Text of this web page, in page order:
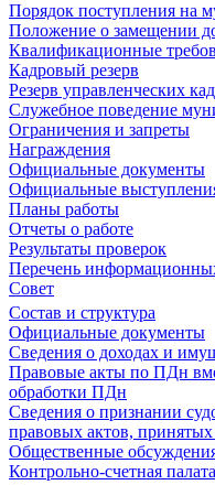
Порядок поступления на
Положение о замещении
Квалификационные
Кадровый резерв
Резерв управленческих
Служебное поведение
Ограничения и запреты
Награждения
Официальные документы
Официальные
Планы работы
Отчеты о работе
Результаты проверок
Перечень
Совет
Состав и структура
Официальные документы
Сведения о доходах и
Правовые акты по ПДн
обработки ПДн
Сведения о признании
правовых актов,
Общественные
Контрольно-счетная палата